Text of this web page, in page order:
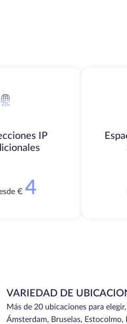
IP
€ 4
VARIEDAD DE
Más de 20 ubicaciones para
Ámsterdam, Bruselas, Estocolmo,